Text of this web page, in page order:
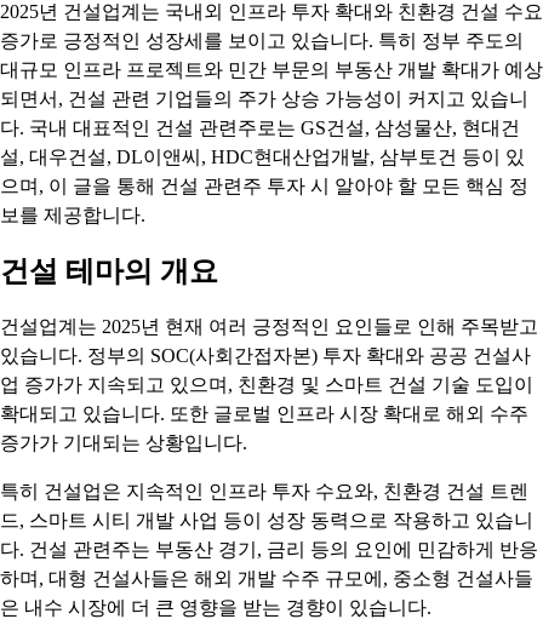
2025년 건설업계는 국내외 인프라 투자 확대와 친환경 건설 수요
증가로 긍정적인 성장세를 보이고 있습니다. 특히 정부 주도의
대규모 인프라 프로젝트와 민간 부문의 부동산 개발 확대가 예상
되면서, 건설 관련 기업들의 주가 상승 가능성이 커지고 있습니
다. 국내 대표적인 건설 관련주로는 GS건설, 삼성물산, 현대건
설, 대우건설, DL이앤씨, HDC현대산업개발, 삼부토건 등이 있
으며, 이 글을 통해 건설 관련주 투자 시 알아야 할 모든 핵심 정
보를 제공합니다.
건설 테마의 개요
건설업계는 2025년 현재 여러 긍정적인 요인들로 인해 주목받고
있습니다. 정부의 SOC(사회간접자본) 투자 확대와 공공 건설사
업 증가가 지속되고 있으며, 친환경 및 스마트 건설 기술 도입이
확대되고 있습니다. 또한 글로벌 인프라 시장 확대로 해외 수주
증가가 기대되는 상황입니다.
특히 건설업은 지속적인 인프라 투자 수요와, 친환경 건설 트렌
드, 스마트 시티 개발 사업 등이 성장 동력으로 작용하고 있습니
다. 건설 관련주는 부동산 경기, 금리 등의 요인에 민감하게 반응
하며, 대형 건설사들은 해외 개발 수주 규모에, 중소형 건설사들
은 내수 시장에 더 큰 영향을 받는 경향이 있습니다.